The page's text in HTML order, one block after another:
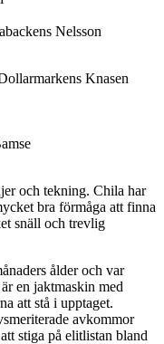
Nelsson
Knasen
och tekning. Chila har
bra förmåga att finna
snäll och trevlig
ålder och var
en jaktmaskin med
att stå i upptaget.
avkommor
stiga på elitlistan bland